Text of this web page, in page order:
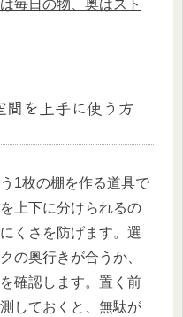
毎日の物、奥はスト
間を上手に使う方
1枚の棚を作る道具で
上下に分けられるの
くさを防げます。選
の奥行きが合うか、
確認します。置く前
しておくと、無駄が